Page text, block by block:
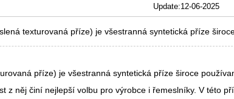
Update:12-06-2025
texturovaná příze) je všestranná syntetická příze
příze) je všestranná syntetická příze široce
z něj činí nejlepší volbu pro výrobce i řemeslníky. V této